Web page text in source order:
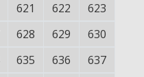
621 622
623
628 629
630
635 636
637